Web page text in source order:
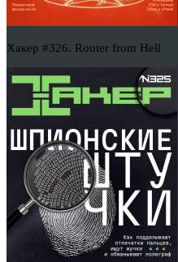
Хакер #326. Router from Hell